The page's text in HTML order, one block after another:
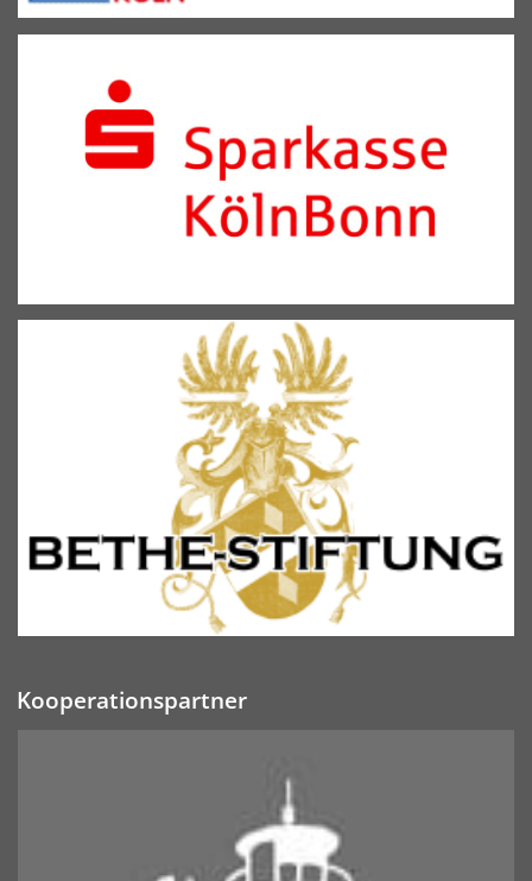
Kooperationspartner